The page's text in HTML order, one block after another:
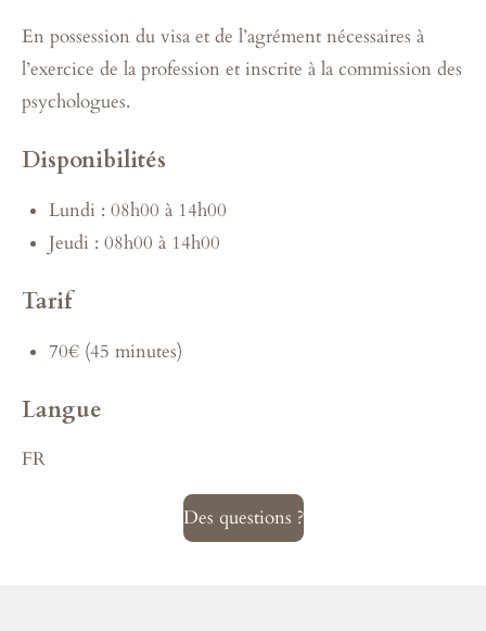
En possession du visa et de l’agrément nécessaires à
l’exercice de la profession et inscrite à la commission des
psychologues.
Disponibilités
Lundi : 08h00 à 14h00
Jeudi : 08h00 à 14h00
Tarif
70€ (45 minutes)
Langue
FR
Des questions ?